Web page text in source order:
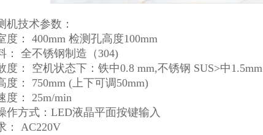
机技术参数：
度： 400mm 检测孔高度100mm
： 全不锈钢制造（304)
度： 空机状态下：铁中0.8 mm,不锈钢 SUS>中1.5mm
度： 750mm (上下可调50mm)
度： 25m/min
作方式：LED液晶平面按键输入
： AC220V